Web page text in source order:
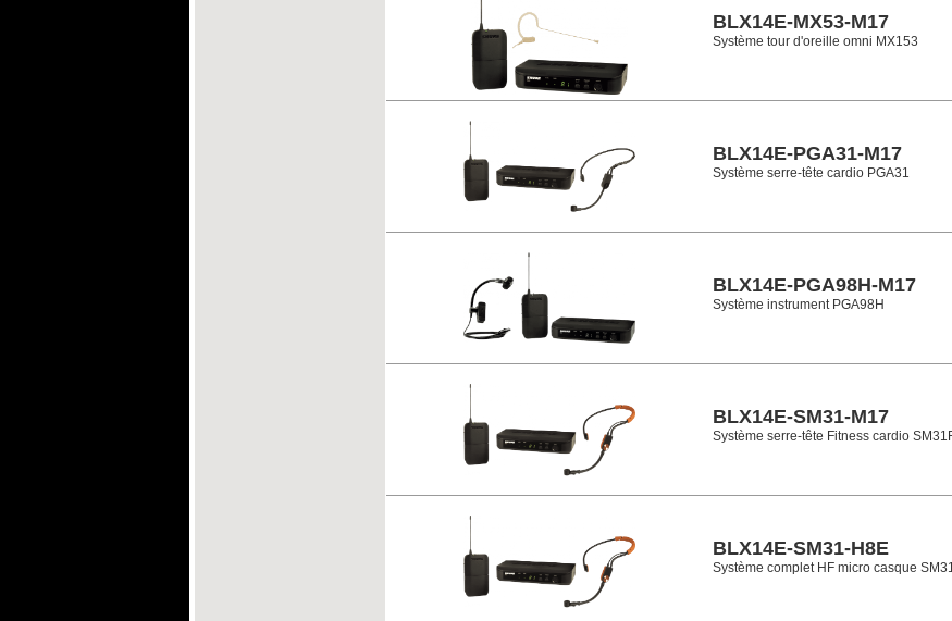
BLX14E-MX53-M17
Système tour d'oreille omni MX153
BLX14E-PGA31-M17
Système serre-tête cardio PGA31
BLX14E-PGA98H-M17
Système instrument PGA98H
BLX14E-SM31-M17
Système serre-tête Fitness cardio
BLX14E-SM31-H8E
Système complet HF micro casque